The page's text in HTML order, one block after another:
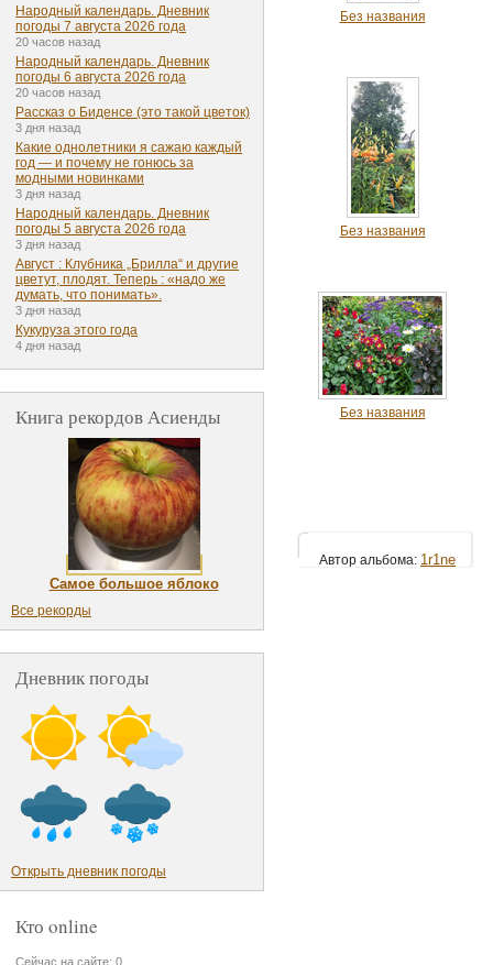
Без названия
Без названия
Без названия
Автор альбома: 1r1ne
Народный календарь. Дневник
погоды 7 августа 2026 года
20 часов назад
Народный календарь. Дневник
погоды 6 августа 2026 года
20 часов назад
Рассказ о Биденсе (это такой цветок)
3 дня назад
Какие однолетники я сажаю каждый
год — и почему не гонюсь за
модными новинками
3 дня назад
Народный календарь. Дневник
погоды 5 августа 2026 года
3 дня назад
Август : Клубника „Брилла“ и другие
цветут, плодят. Теперь : «надо же
думать, что понимать».
3 дня назад
Кукуруза этого года
4 дня назад
Книга рекордов Асиенды
Самое большое яблоко
Все рекорды
Дневник погоды
Открыть дневник погоды
Кто online
Сейчас на сайте: 0